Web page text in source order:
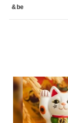
&be